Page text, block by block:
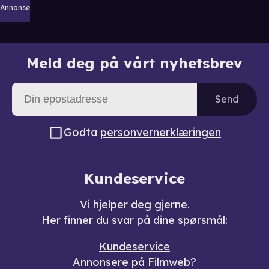
Annonse
Meld deg på vårt nyhetsbrev
Send
Godta personvernerklæringen
Kundeservice
Vi hjelper deg gjerne.
Her finner du svar på dine spørsmål:
Kundeservice
Annonsere på Filmweb?